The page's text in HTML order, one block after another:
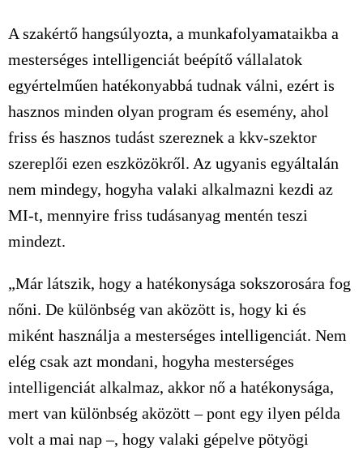
A szakértő hangsúlyozta, a munkafolyamataikba a
mesterséges intelligenciát beépítő vállalatok
egyértelműen hatékonyabbá tudnak válni, ezért is
hasznos minden olyan program és esemény, ahol
friss és hasznos tudást szereznek a kkv-szektor
szereplői ezen eszközökről. Az ugyanis egyáltalán
nem mindegy, hogyha valaki alkalmazni kezdi az
MI-t, mennyire friss tudásanyag mentén teszi
mindezt.
„Már látszik, hogy a hatékonysága sokszorosára fog
nőni. De különbség van aközött is, hogy ki és
miként használja a mesterséges intelligenciát. Nem
elég csak azt mondani, hogyha mesterséges
intelligenciát alkalmaz, akkor nő a hatékonysága,
mert van különbség aközött – pont egy ilyen példa
volt a mai nap –, hogy valaki gépelve pötyögi